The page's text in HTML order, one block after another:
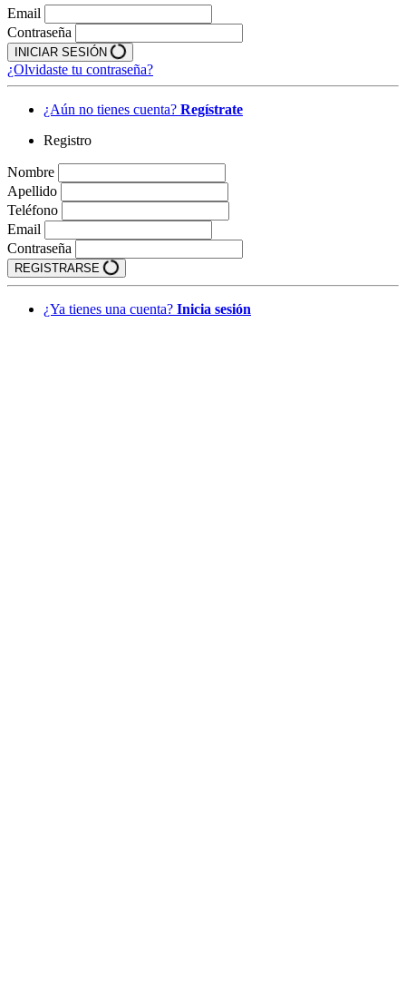
Email
Contraseña
INICIAR SESIÓN
¿Olvidaste tu contraseña?
¿Aún no tienes cuenta? Regístrate
Registro
Nombre
Apellido
Teléfono
Email
Contraseña
REGISTRARSE
¿Ya tienes una cuenta? Inicia sesión